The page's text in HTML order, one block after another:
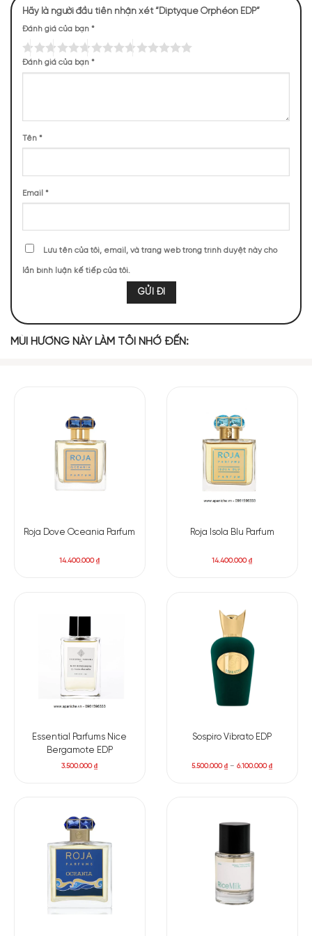
Mùi hương của Diptyque Orphéon EDP
bar Paris. Tiếp theo, lớp hương giữa bung tỏa với sự thanh
thoát của hoa nhài, tạo nên cảm giác nhẹ nhàng, đầy quyến
rũ, như một khoảnh khắc Paris mộng mơ giữa ánh đèn vàng.
Lớp hương cuối lại ấm áp và sâu lắng, với sự hòa quyện của
hương phấn, gỗ tuyết tùng và đậu tonka, gợi lên một không
gian ấm cúng, trầm lắng nhưng cũng rất đỗi mịn màng. Đây là
hoài cổ, khiến bất cứ ai cũng phải ngoái nhìn.
Hãy là người đầu tiên nhận xét “Diptyque Orphéon EDP”
Đánh giá của bạn *
Đánh giá của bạn *
Tên *
Email *
Lưu tên của tôi, email, và trang web trong trình duyệt này cho
lần bình luận kế tiếp của tôi.
MÙI HƯƠNG NÀY LÀM TÔI NHỚ ĐẾN:
Roja Dove Oceania Parfum
14.400.000₫
Roja Isola Blu Parfum
14.400.000₫
Essential Parfums Nice
Bergamote EDP
3.500.000₫
Sospiro Vibrato EDP
5.500.000₫ –6.100.000₫